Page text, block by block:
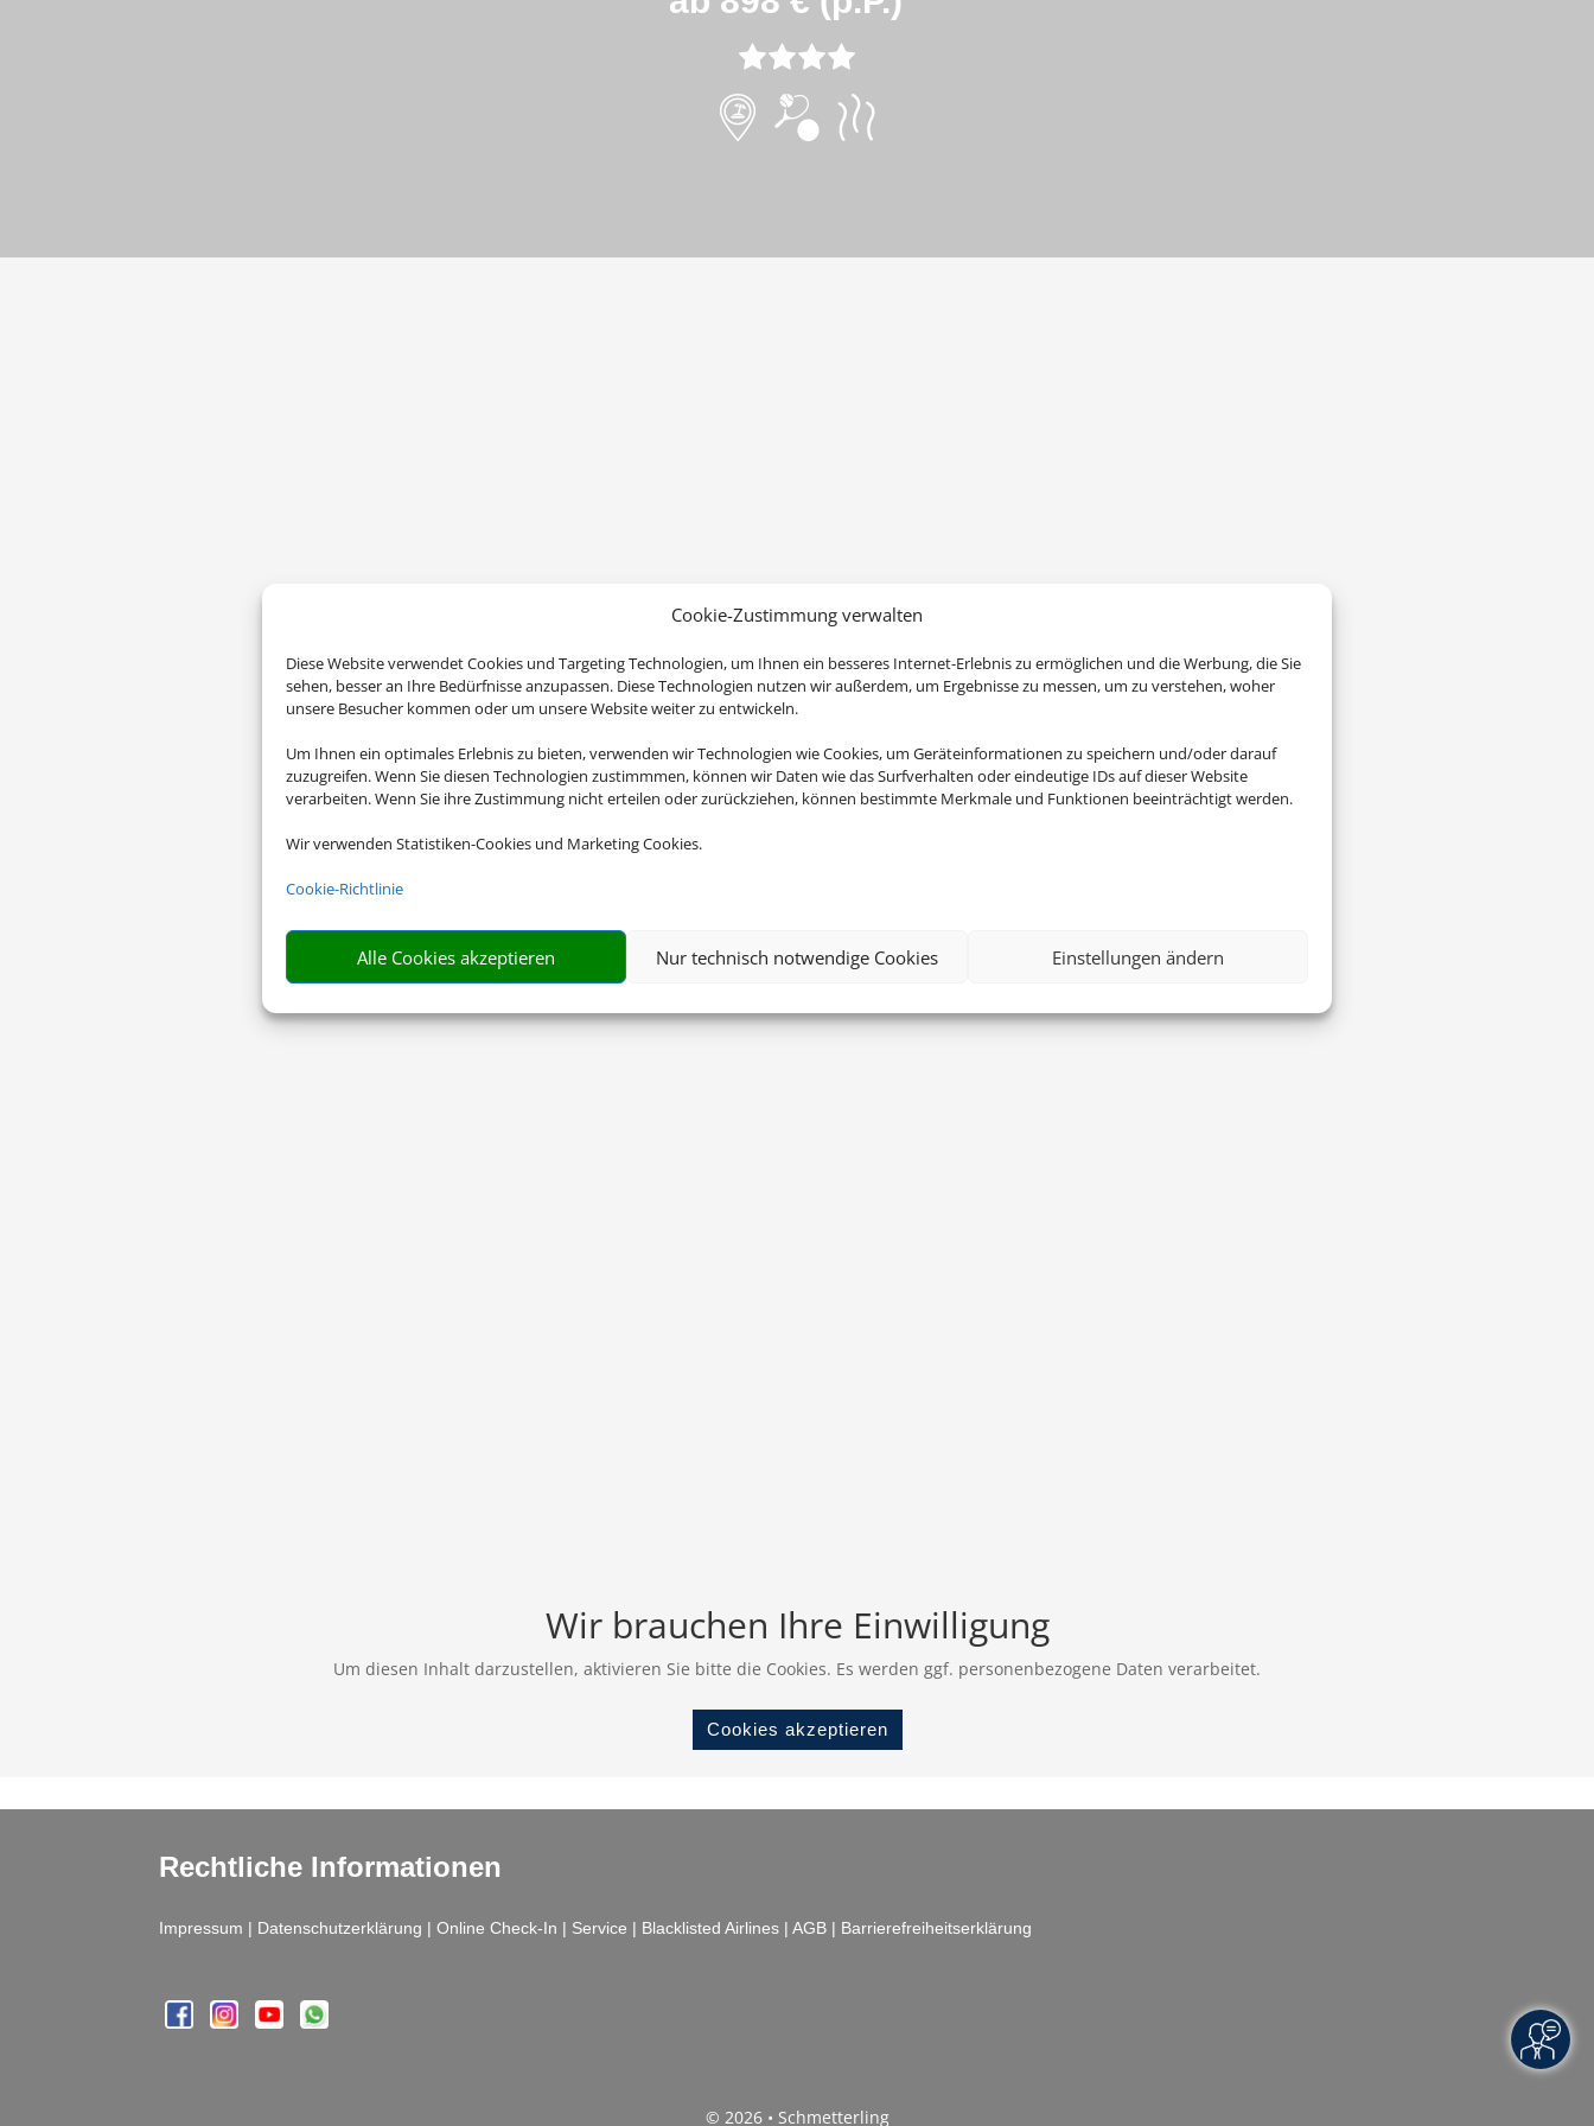
Cookie-Zustimmung verwalten
Diese Website verwendet Cookies und Targeting Technologien, um Ihnen ein besseres Internet-Erlebnis zu ermöglichen und die Werbung, die Sie
sehen, besser an Ihre Bedürfnisse anzupassen. Diese Technologien nutzen wir außerdem, um Ergebnisse zu messen, um zu verstehen, woher
unsere Besucher kommen oder um unsere Website weiter zu entwickeln.
Um Ihnen ein optimales Erlebnis zu bieten, verwenden wir Technologien wie Cookies, um Geräteinformationen zu speichern und/oder darauf
zuzugreifen. Wenn Sie diesen Technologien zustimmmen, können wir Daten wie das Surfverhalten oder eindeutige IDs auf dieser Website
verarbeiten. Wenn Sie ihre Zustimmung nicht erteilen oder zurückziehen, können bestimmte Merkmale und Funktionen beeinträchtigt werden.
Wir verwenden Statistiken-Cookies und Marketing Cookies.
Cookie-Richtlinie
Alle Cookies akzeptieren Nur technisch notwendige Cookies Einstellungen ändern
Wir brauchen Ihre Einwilligung
Um diesen Inhalt darzustellen, aktivieren Sie bitte die Cookies. Es werden ggf. personenbezogene Daten verarbeitet.
Cookies akzeptieren
Rechtliche Informationen
Impressum | Datenschutzerklärung |Online Check-In | Service | Blacklisted Airlines |AGB | Barrierefreiheitserklärung
© 2026 • Schmetterling